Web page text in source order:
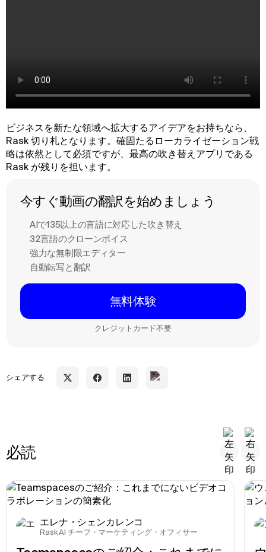
ビジネスを新たな領域へ拡大するアイデアをお持ちなら、
Rask 切り札となります。確固たるローカライゼーション戦
略は依然として必須ですが、最高の吹き替えアプリである
Rask が残りを担います。
今すぐ動画の翻訳を始めましょう
AIで135以上の言語に対応した吹き替え
32言語のクローンボイス
強力な無制限エディター
自動転写と翻訳
無料体験
クレジットカード不要
シェアする
必読
エレナ・シェンカレンコ
Rask AI チーフ・マーケティング・オフィサー